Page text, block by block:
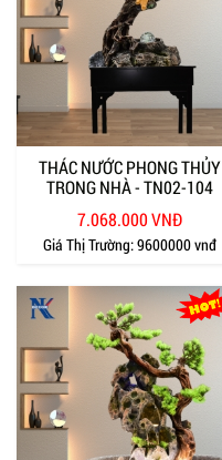
THÁC NƯỚC PHONG THỦY
TRONG NHÀ - TN02-104
7.068.000 VNĐ
Giá Thị Trường:9600000 vnđ